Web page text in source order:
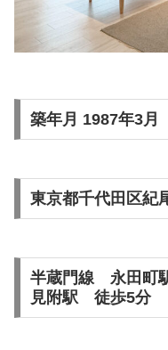
築年月 1987年3月
東京都千代田区紀
半蔵門線 永田町
見附駅 徒歩5分